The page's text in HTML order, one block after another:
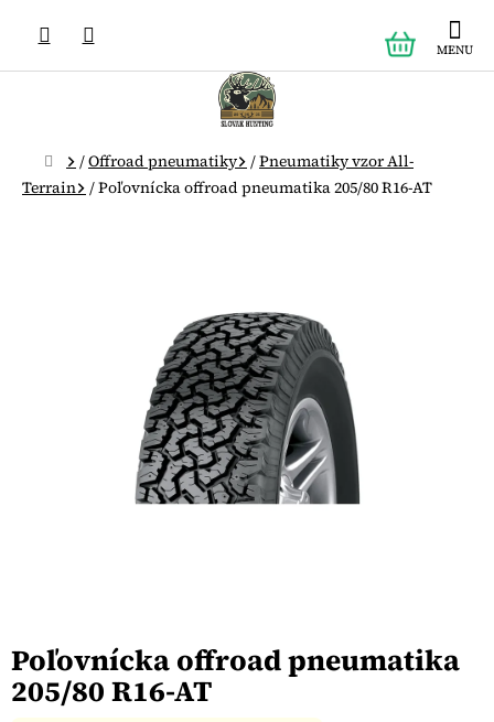
obsah
KOŠÍK
Domov
/Offroad pneumatiky /Pneumatiky vzor All-
Terrain /Poľovnícka offroad pneumatika 205/80 R16-AT
Poľovnícka offroad pneumatika
205/80 R16-AT